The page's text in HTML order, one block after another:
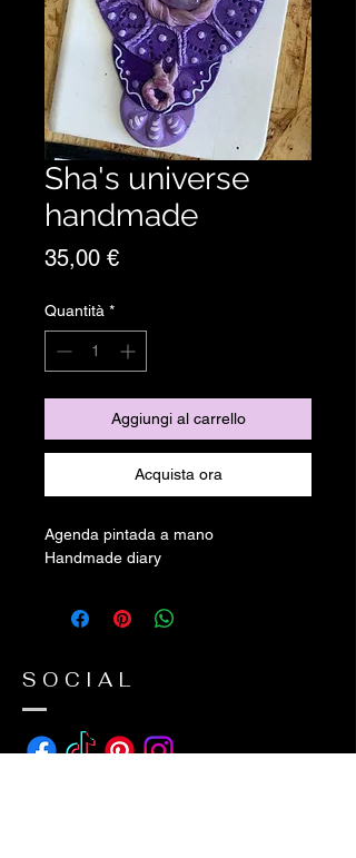
Sha's universe
handmade
35,00 €Prezzo
Quantità *
Aggiungi al carrello
Acquista ora
Agenda pintada a mano
Handmade diary
SOCIAL